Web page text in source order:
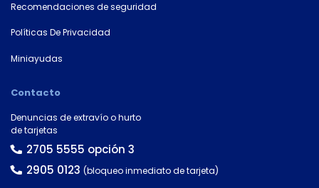
de
País
Tipo de
Recomendaciones de seguridad
Políticas De Privacidad
Miniayudas
Contacto
Denuncias de extravío o hurto
de tarjetas
2705 5555 opción 3
2905 0123 (bloqueo inmediato de tarjeta)